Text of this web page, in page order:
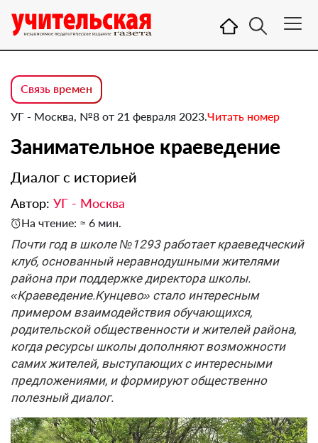
Связь времен
УГ - Москва, №8 от 21 февраля 2023.Читать номер
Занимательное краеведение
Диалог с историей
Автор: УГ - Москва
На чтение: ≈ 6 мин.
Почти год в школе №1293 работает краеведческий
клуб, основанный неравнодушными жителями
района при поддержке директора школы.
«Краеведение.Кунцево» стало интересным
примером взаимодействия обучающихся,
родительской общественности и жителей района,
когда ресурсы школы дополняют возможности
самих жителей, выступающих с интересными
предложениями, и формируют общественно
полезный диалог.